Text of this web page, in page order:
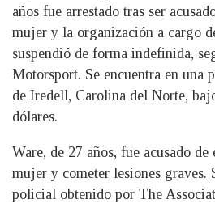
años fue arrestado tras ser
mujer y la organización a cargo
suspendió de forma indefinida,
Motorsport. Se encuentra en una
de Iredell, Carolina del Norte,
dólares.
Ware, de 27 años, fue acusado de
mujer y cometer lesiones graves.
policial obtenido por The